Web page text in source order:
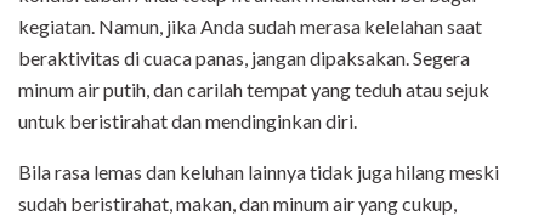
kegiatan. Namun, jika Anda sudah merasa kelelahan saat
beraktivitas di cuaca panas, jangan dipaksakan. Segera
minum air putih, dan carilah tempat yang teduh atau sejuk
untuk beristirahat dan mendinginkan diri.
Bila rasa lemas dan keluhan lainnya tidak juga hilang meski
sudah beristirahat, makan, dan minum air yang cukup,